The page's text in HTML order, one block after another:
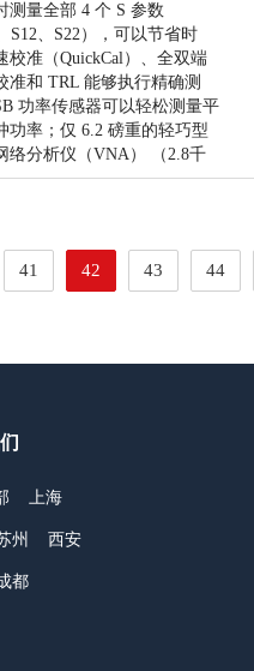
测量全部 4 个 S 参数
S12、S22），可以节省时
校准（QuickCal）、全双端
准和 TRL 能够执行精确测
功率传感器可以轻松测量平
功率；仅 6.2 磅重的轻巧型
络分析仪（VNA） （2.8千
41 42 43 44
上海
州 西安
都